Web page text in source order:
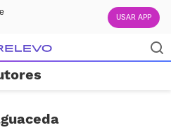
USAR APP